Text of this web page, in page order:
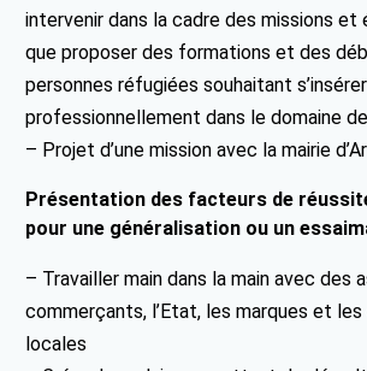
intervenir dans la cadre des missions et
que proposer des formations et des
personnes réfugiées souhaitant s’insérer
professionnellement dans le domaine
– Projet d’une mission avec la mairie
Présentation des facteurs de
pour une généralisation ou un
– Travailler main dans la main avec des
commerçants, l’Etat, les marques et
locales